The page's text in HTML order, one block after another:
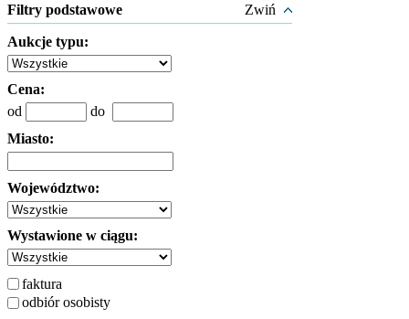
Filtry podstawowe Zwiń
Aukcje typu:
Cena:
od
do
Miasto:
Województwo:
Wystawione w ciągu:
faktura
odbiór osobisty